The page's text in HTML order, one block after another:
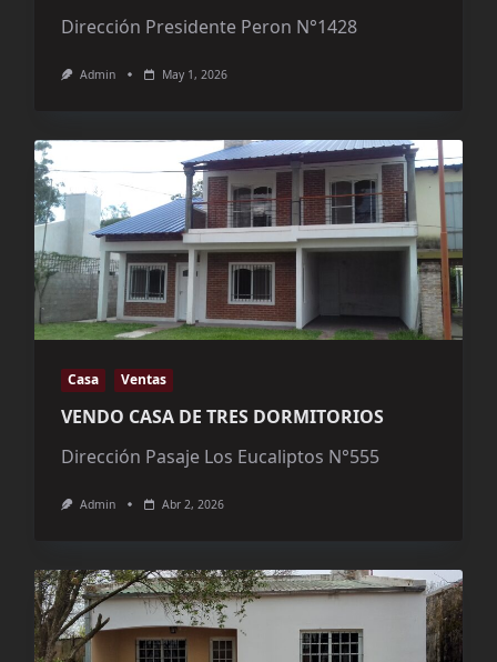
Dirección Presidente Peron N°1428
Admin May 1, 2026
Casa Ventas
VENDO CASA DE TRES DORMITORIOS
Dirección Pasaje Los Eucaliptos N°555
Admin Abr 2, 2026